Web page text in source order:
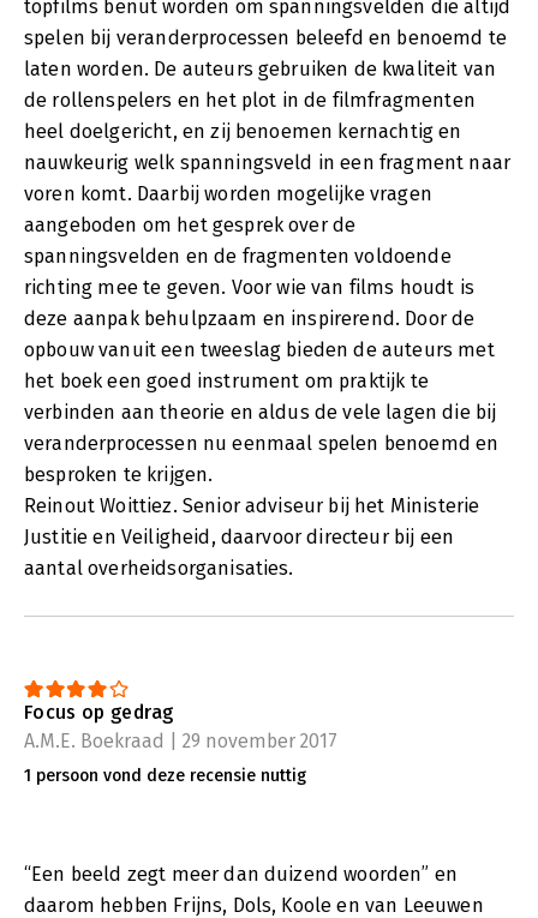
topfilms benut worden om spanningsvelden die altijd
spelen bij veranderprocessen beleefd en benoemd te
laten worden. De auteurs gebruiken de kwaliteit van
de rollenspelers en het plot in de filmfragmenten
heel doelgericht, en zij benoemen kernachtig en
nauwkeurig welk spanningsveld in een fragment naar
voren komt. Daarbij worden mogelijke vragen
aangeboden om het gesprek over de
spanningsvelden en de fragmenten voldoende
richting mee te geven. Voor wie van films houdt is
deze aanpak behulpzaam en inspirerend. Door de
opbouw vanuit een tweeslag bieden de auteurs met
het boek een goed instrument om praktijk te
verbinden aan theorie en aldus de vele lagen die bij
veranderprocessen nu eenmaal spelen benoemd en
besproken te krijgen.
Reinout Woittiez. Senior adviseur bij het Ministerie
Justitie en Veiligheid, daarvoor directeur bij een
aantal overheidsorganisaties.
Focus op gedrag
A.M.E. Boekraad | 29 november 2017
1 persoon vond deze recensie nuttig
“Een beeld zegt meer dan duizend woorden” en
daarom hebben Frijns, Dols, Koole en van Leeuwen